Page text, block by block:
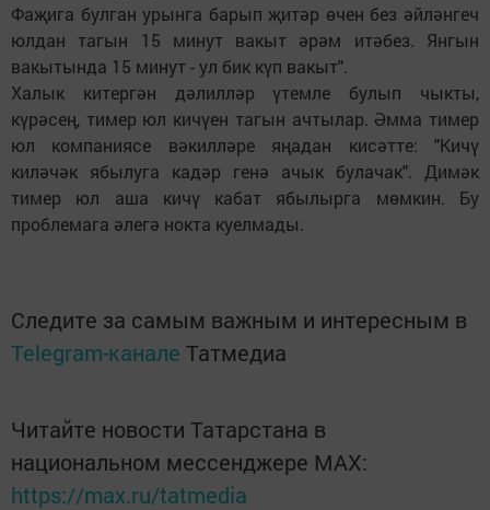
Фаҗига булган урынга барып җитәр өчен без әйләнгеч
юлдан тагын 15 минут вакыт әрәм итәбез. Янгын
вакытында 15 минут - ул бик күп вакыт".
Халык китергән дәлилләр үтемле булып чыкты,
күрәсең, тимер юл кичүен тагын ачтылар. Әмма тимер
юл компаниясе вәкилләре яңадан кисәтте: "Кичү
киләчәк ябылуга кадәр генә ачык булачак". Димәк
тимер юл аша кичү кабат ябылырга мөмкин. Бу
проблемага әлегә нокта куелмады.
Следите за самым важным и интересным в
Telegram-канале Татмедиа
Читайте новости Татарстана в
национальном мессенджере MАХ:
https://max.ru/tatmedia